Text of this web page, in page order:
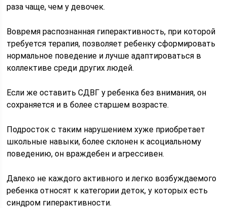
раза чаще, чем у девочек.
Вовремя распознанная гиперактивность, при которой
требуется терапия, позволяет ребенку сформировать
нормальное поведение и лучше адаптироваться в
коллективе среди других людей.
Если же оставить СДВГ у ребенка без внимания, он
сохраняется и в более старшем возрасте.
Подросток с таким нарушением хуже приобретает
школьные навыки, более склонен к асоциальному
поведению, он враждебен и агрессивен.
Далеко не каждого активного и легко возбуждаемого
ребенка относят к категории деток, у которых есть
синдром гиперактивности.